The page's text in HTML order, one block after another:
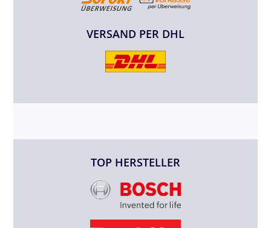
VERSAND PER DHL
TOP HERSTELLER